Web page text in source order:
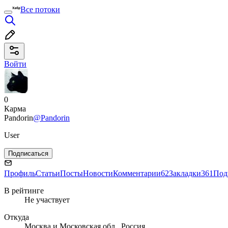
Все потоки
Войти
0
Карма
Pandorin@Pandorin
User
Подписаться
ПрофильСтатьиПостыНовостиКомментарии62Закладки361
В рейтинге
Не участвует
Откуда
Москва и Московская обл., Россия